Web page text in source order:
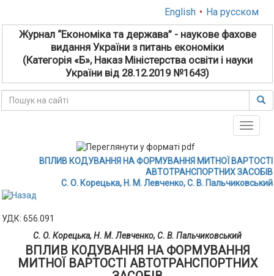
English • На русском
Журнал “Економіка та держава” - наукове фахове
видання України з питань економіки
(Категорія «Б», Наказ Міністерства освіти і науки
України від 28.12.2019 №1643)
Toggle
ВПЛИВ КОДУВАННЯ НА ФОРМУВАННЯ МИТНОЇ ВАРТОСТІ
АВТОТРАНСПОРТНИХ ЗАСОБІВ
С. О. Корецька, Н. М. Левченко, С. В. Пальчиковський
УДК: 656.091
С. О. Корецька, Н. М. Левченко, С. В. Пальчиковський
ВПЛИВ КОДУВАННЯ НА ФОРМУВАННЯ
МИТНОЇ ВАРТОСТІ АВТОТРАНСПОРТНИХ